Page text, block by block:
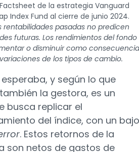
de la estrategia Vanguard
Index Fund al cierre de junio 2024.
rentabilidades pasadas no predicen
futuras. Los rendimientos del fondo
o disminuir como consecuencia
de los tipos de cambio.
y según lo que
la gestora, es un
busca replicar el
del índice, con un bajo
. Estos retornos de la
son netos de gastos de